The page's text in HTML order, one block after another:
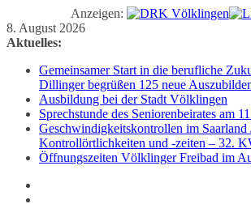
Anzeigen:
Zum
Inhalt
8. August 2026
Aktuelles:
Gemeinsamer Start in die berufliche
Dillinger begrüßen 125 neue
Ausbildung bei der Stadt Völklingen
Sprechstunde des Seniorenbeirates am
Geschwindigkeitskontrollen im
Kontrollörtlichkeiten und -zeiten – 32.
Öffnungszeiten Völklinger Freibad im